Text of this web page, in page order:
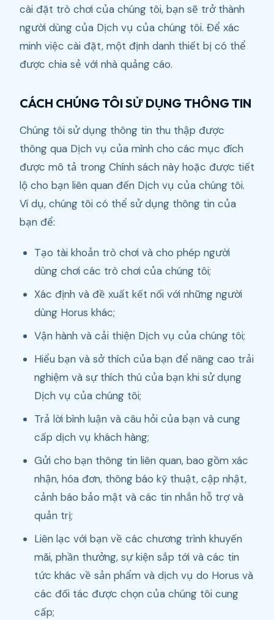
cài đặt trò chơi của chúng tôi, bạn sẽ trở thành
người dùng của Dịch vụ của chúng tôi. Để xác
minh việc cài đặt, một định danh thiết bị có thể
được chia sẻ với nhà quảng cáo.
CÁCH CHÚNG TÔI SỬ DỤNG THÔNG TIN
Chúng tôi sử dụng thông tin thu thập được
thông qua Dịch vụ của mình cho các mục đích
được mô tả trong Chính sách này hoặc được tiết
lộ cho bạn liên quan đến Dịch vụ của chúng tôi.
Ví dụ, chúng tôi có thể sử dụng thông tin của
bạn để:
Tạo tài khoản trò chơi và cho phép người
dùng chơi các trò chơi của chúng tôi;
Xác định và đề xuất kết nối với những người
dùng Horus khác;
Vận hành và cải thiện Dịch vụ của chúng tôi;
Hiểu bạn và sở thích của bạn để nâng cao trải
nghiệm và sự thích thú của bạn khi sử dụng
Dịch vụ của chúng tôi;
Trả lời bình luận và câu hỏi của bạn và cung
cấp dịch vụ khách hàng;
Gửi cho bạn thông tin liên quan, bao gồm xác
nhận, hóa đơn, thông báo kỹ thuật, cập nhật,
cảnh báo bảo mật và các tin nhắn hỗ trợ và
quản trị;
Liên lạc với bạn về các chương trình khuyến
mãi, phần thưởng, sự kiện sắp tới và các tin
tức khác về sản phẩm và dịch vụ do Horus và
các đối tác được chọn của chúng tôi cung
cấp;